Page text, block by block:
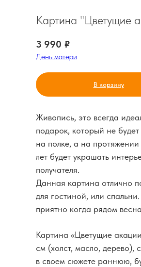
Картина "Цветущие
3 990 ₽
День матери
В корзину
Живопись, это всегда
подарок, который не будет
на полке, а на
лет будет украшать
получателя.
Данная картина отлично
для гостиной, или
приятно когда рядом
Картина «Цветущие
см (холст, масло, дерево),
в своем сюжете раннюю,